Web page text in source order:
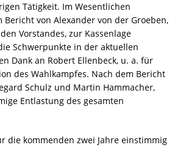
Tätigkeit. Im Wesentlichen
von Alexander von der Groeben,
Vorstandes, zur Kassenlage
Schwerpunkte in der aktuellen
Dank an Robert Ellenbeck, u. a. für
des Wahlkampfes. Nach dem Bericht
Schulz und Martin Hammacher,
Entlastung des gesamten
die kommenden zwei Jahre einstimmig